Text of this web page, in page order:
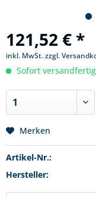
121,52 € *
inkl. MwSt.zzgl.
Sofort
Merken
Artikel-Nr.:
Hersteller: